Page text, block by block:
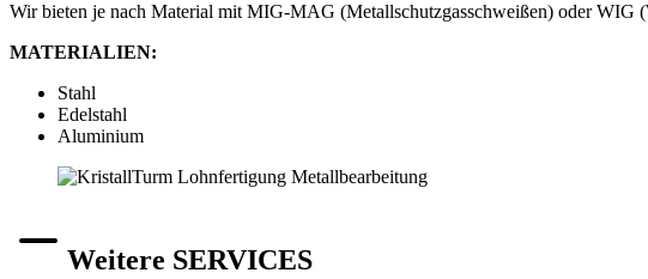
Wir bieten je nach Material mit MIG-MAG (Metallschutzgasschweißen) oder WIG
MATERIALIEN:
Stahl
Edelstahl
Aluminium
Weitere SERVICES